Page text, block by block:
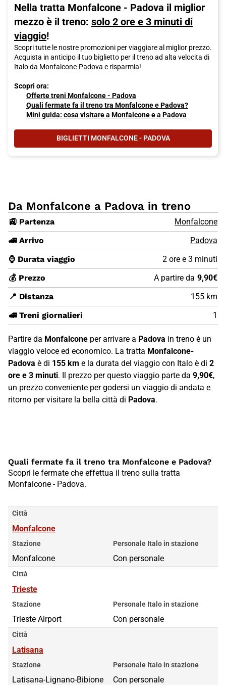
Nella tratta Monfalcone - Padova il miglior
mezzo è il treno: solo 2 ore e 3 minuti di
viaggio!
Scopri tutte le nostre promozioni per viaggiare al miglior prezzo.
Acquista in anticipo il tuo biglietto per il treno ad alta velocita di
Italo da Monfalcone-Padova e risparmia!
Scopri ora:
Offerte treni Monfalcone - Padova
Quali fermate fa il treno tra Monfalcone e Padova?
Mini guida: cosa visitare a Monfalcone e a Padova
BIGLIETTI MONFALCONE - PADOVA
Da Monfalcone a Padova in treno
🚉 Partenza
Monfalcone
🚄 Arrivo
Padova
⌚ Durata viaggio
2 ore e 3 minuti
💰 Prezzo
A partire da 9,90€
📍 Distanza
155 km
🚅 Treni giornalieri
1
Partire da Monfalcone per arrivare a Padova in treno è un
viaggio veloce ed economico. La tratta Monfalcone-
Padova è di 155 km e la durata del viaggio con Italo è di 2
ore e 3 minuti. Il prezzo per questo viaggio parte da 9,90€,
un prezzo conveniente per godersi un viaggio di andata e
ritorno per visitare la bella città di Padova.
Quali fermate fa il treno tra Monfalcone e Padova?
Scopri le fermate che effettua il treno sulla tratta
Monfalcone - Padova.
Città
Monfalcone
Stazione
Monfalcone
Personale Italo in stazione
Con personale
Città
Trieste
Stazione
Trieste Airport
Personale Italo in stazione
Con personale
Città
Latisana
Stazione
Latisana-Lignano-Bibione
Personale Italo in stazione
Con personale